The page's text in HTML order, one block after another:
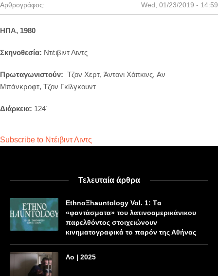
Αρθρογράφος: Wed, 01/23/2019 - 14:59
ΗΠΑ, 1980
Σκηνοθεσία: Ντέιβιντ Λιντς
Πρωταγωνιστούν: Τζον Χερτ, Άντονι Χόπκινς, Αν
Μπάνκροφτ, Τζον Γκίλγκουντ
Διάρκεια: 124΄
Subscribe to Ντέιβιντ Λιντς
Τελευταία άρθρα
EthnoΞhauntology Vol. 1: Tα
«φαντάσματα» του λατινοαμερικάνικου
παρελθόντος στοιχειώνουν
κινηματογραφικά το παρόν της Αθήνας
Λο | 2025